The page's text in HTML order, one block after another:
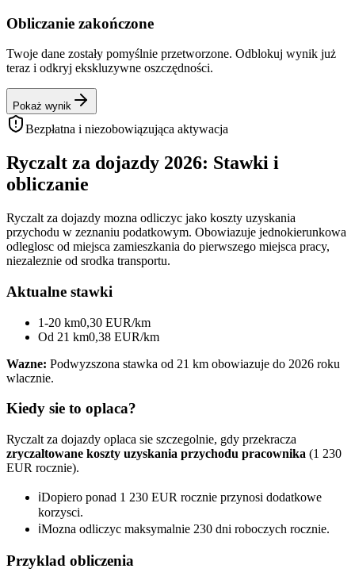
Obliczanie zakończone
Twoje dane zostały pomyślnie przetworzone. Odblokuj wynik już
teraz i odkryj ekskluzywne oszczędności.
Pokaż wynik
Bezpłatna i niezobowiązująca aktywacja
Ryczalt za dojazdy 2026: Stawki i
obliczanie
Ryczalt za dojazdy mozna odliczyc jako koszty uzyskania
przychodu w zeznaniu podatkowym. Obowiazuje jednokierunkowa
odleglosc od miejsca zamieszkania do pierwszego miejsca pracy,
niezaleznie od srodka transportu.
Aktualne stawki
1-20 km0,30 EUR/km
Od 21 km0,38 EUR/km
Wazne: Podwyzszona stawka od 21 km obowiazuje do 2026 roku
wlacznie.
Kiedy sie to oplaca?
Ryczalt za dojazdy oplaca sie szczegolnie, gdy przekracza
zryczaltowane koszty uzyskania przychodu pracownika (1 230
EUR rocznie).
ℹDopiero ponad 1 230 EUR rocznie przynosi dodatkowe
korzysci.
ℹMozna odliczyc maksymalnie 230 dni roboczych rocznie.
Przyklad obliczenia